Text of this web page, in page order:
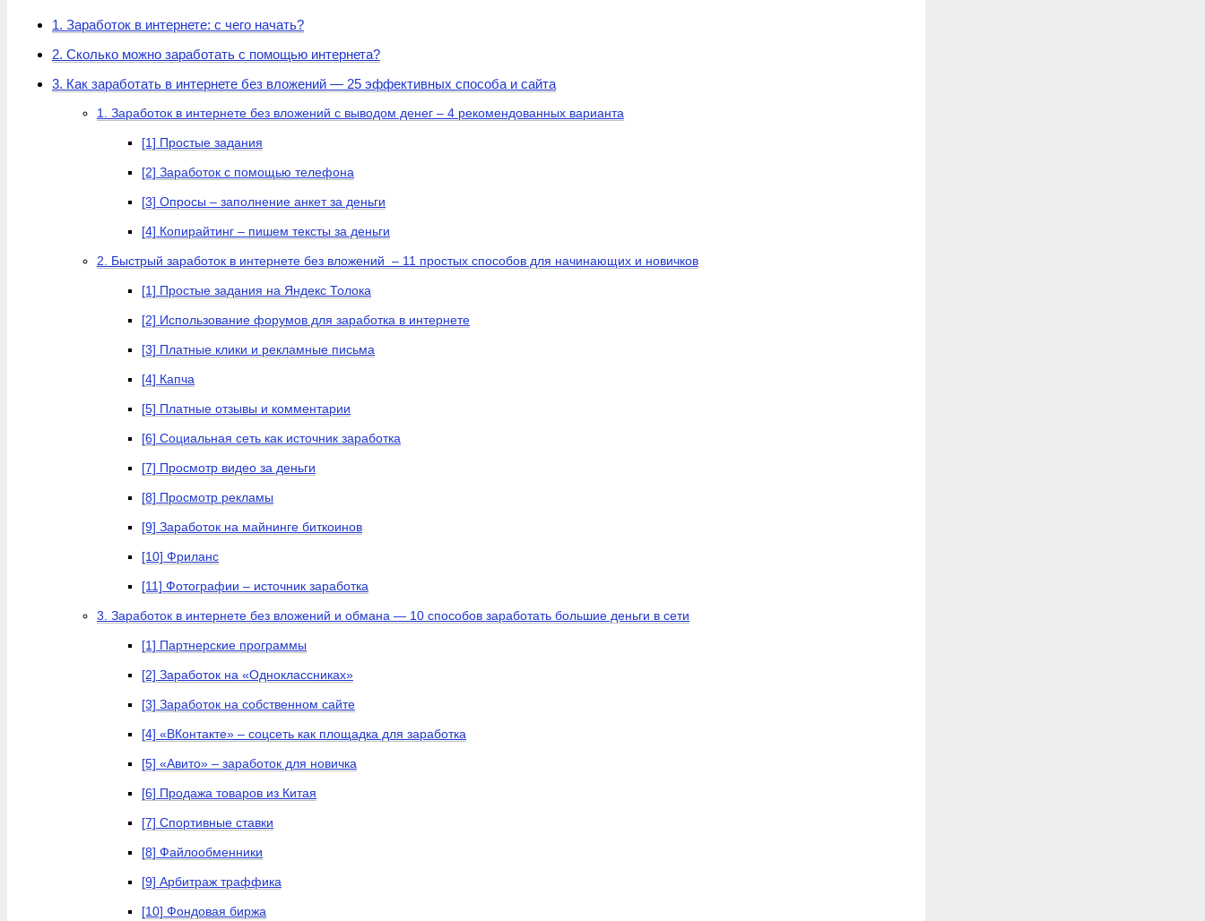
1. Заработок в интернете: с чего начать?
2. Сколько можно заработать с помощью интернета?
3. Как заработать в интернете без вложений — 25 эффективных способа и сайта
1. Заработок в интернете без вложений с выводом денег – 4 рекомендованных варианта
[1] Простые задания
[2] Заработок с помощью телефона
[3] Опросы – заполнение анкет за деньги
[4] Копирайтинг – пишем тексты за деньги
2. Быстрый заработок в интернете без вложений – 11 простых способов для начинающих и новичков
[1] Простые задания на Яндекс Толока
[2] Использование форумов для заработка в интернете
[3] Платные клики и рекламные письма
[4] Капча
[5] Платные отзывы и комментарии
[6] Социальная сеть как источник заработка
[7] Просмотр видео за деньги
[8] Просмотр рекламы
[9] Заработок на майнинге биткоинов
[10] Фриланс
[11] Фотографии – источник заработка
3. Заработок в интернете без вложений и обмана — 10 способов заработать большие деньги в сети
[1] Партнерские программы
[2] Заработок на «Одноклассниках»
[3] Заработок на собственном сайте
[4] «ВКонтакте» – соцсеть как площадка для заработка
[5] «Авито» – заработок для новичка
[6] Продажа товаров из Китая
[7] Спортивные ставки
[8] Файлообменники
[9] Арбитраж траффика
[10] Фондовая биржа